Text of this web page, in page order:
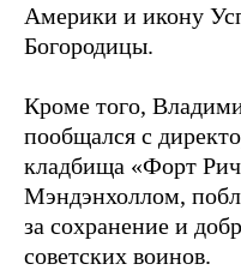
Америки и икону
Богородицы.
Кроме того,
пообщался с
кладбища «Форт
Мэндэнхоллом,
за сохранение и
советских воинов.